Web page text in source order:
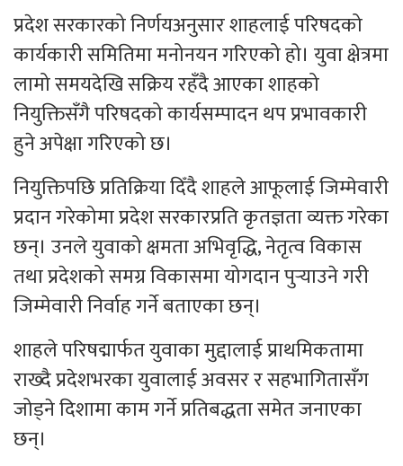
प्रदेश सरकारको निर्णयअनुसार शाहलाई परिषदको
कार्यकारी समितिमा मनोनयन गरिएको हो। युवा क्षेत्रमा
लामो समयदेखि सक्रिय रहँदै आएका शाहको
नियुक्तिसँगै परिषदको कार्यसम्पादन थप प्रभावकारी
हुने अपेक्षा गरिएको छ।
नियुक्तिपछि प्रतिक्रिया दिँदै शाहले आफूलाई जिम्मेवारी
प्रदान गरेकोमा प्रदेश सरकारप्रति कृतज्ञता व्यक्त गरेका
छन्। उनले युवाको क्षमता अभिवृद्धि, नेतृत्व विकास
तथा प्रदेशको समग्र विकासमा योगदान पुर्‍याउने गरी
जिम्मेवारी निर्वाह गर्ने बताएका छन्।
शाहले परिषद्मार्फत युवाका मुद्दालाई प्राथमिकतामा
राख्दै प्रदेशभरका युवालाई अवसर र सहभागितासँग
जोड्ने दिशामा काम गर्ने प्रतिबद्धता समेत जनाएका
छन्।